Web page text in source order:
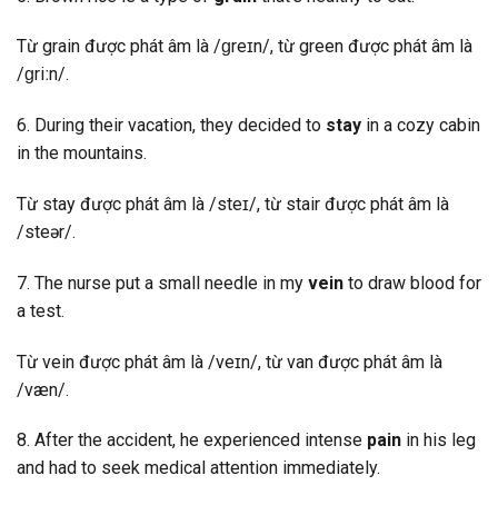
Từ grain được phát âm là /ɡreɪn/, từ green được phát âm là
/ɡriːn/.
6. During their vacation, they decided to stay in a cozy cabin
in the mountains.
Từ stay được phát âm là /steɪ/, từ stair được phát âm là
/steər/.
7. The nurse put a small needle in my vein to draw blood for
a test.
Từ vein được phát âm là /veɪn/, từ van được phát âm là
/væn/.
8. After the accident, he experienced intense pain in his leg
and had to seek medical attention immediately.